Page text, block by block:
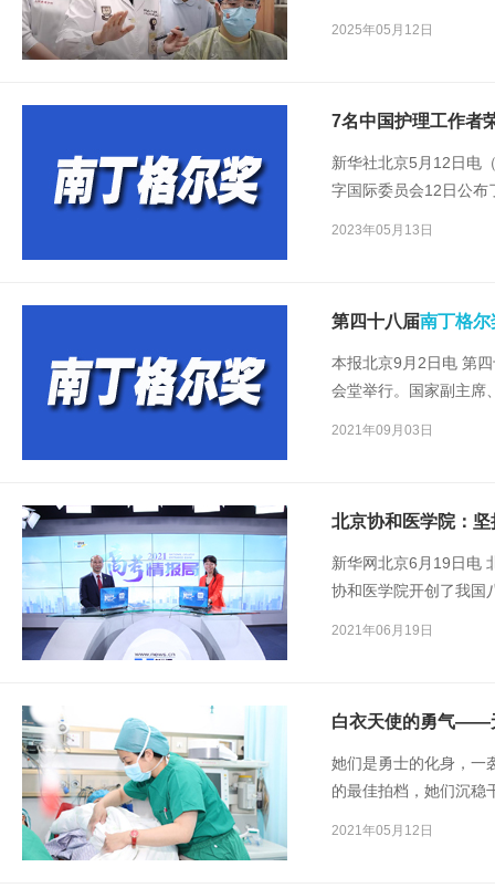
2025年05月12日
7名中国护理工作者
新华社北京5月12日电
字国际委员会12日公布
2023年05月13日
第四十八届南丁格尔
本报北京9月2日电 第
会堂举行。国家副主席
2021年09月03日
北京协和医学院：
新华网北京6月19日电
协和医学院开创了我国
2021年06月19日
白衣天使的勇气——
她们是勇士的化身，一
的最佳拍档，她们沉稳
2021年05月12日